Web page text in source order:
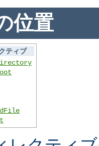
位置
ティブ